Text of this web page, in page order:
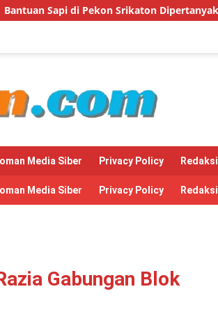
Dipertanyakan, Diduga Digelapkan Ketua
Media Siber Privacy Policy Redaksi
Media Siber Privacy Policy Redaksi
Gabungan Blok